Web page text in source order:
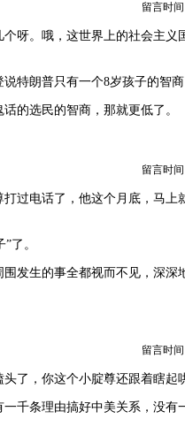
留言时间
呀。哦，这世界上的社会主义
特朗普只有一个8岁孩子的智
的选民的智商，那就更低了。
留言时间
过电话了，他这个月底，马上
了。
发生的事全都视而不见，深深
留言时间
了，你这个小腚尊还跟着瞎起
千条理由搞好中美关系，没有